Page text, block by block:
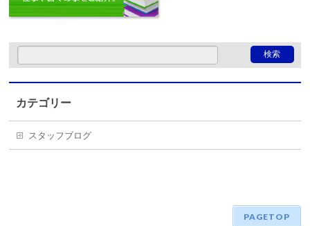
カテゴリー
スタッフブログ
PAGETOP